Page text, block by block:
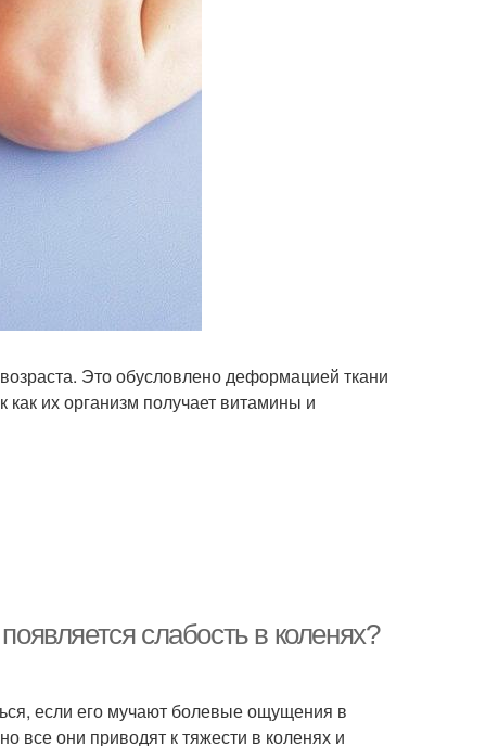
Это обусловлено деформацией ткани
их организм получает витамины и
слабость в коленях?
если его мучают болевые ощущения в
все они приводят к тяжести в коленях и